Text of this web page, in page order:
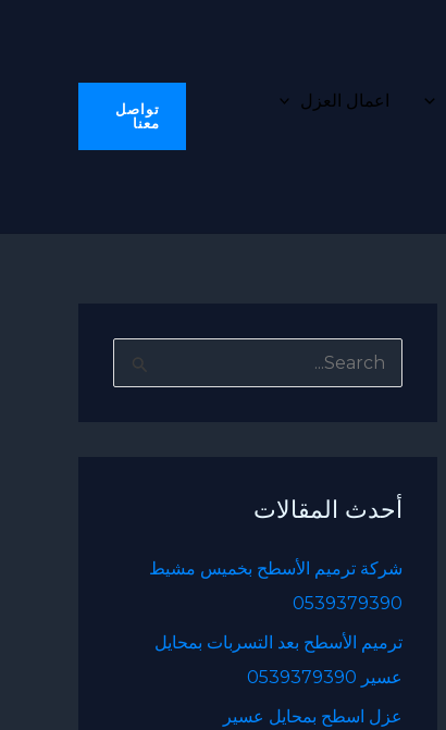
اعمال العزل
تواصل
معنا
ث
ن
:
أحدث المقالات
شركة ترميم الأسطح بخميس مشيط
0539379390
ترميم الأسطح بعد التسربات بمحايل
عسير 0539379390
عزل اسطح بمحايل عسير